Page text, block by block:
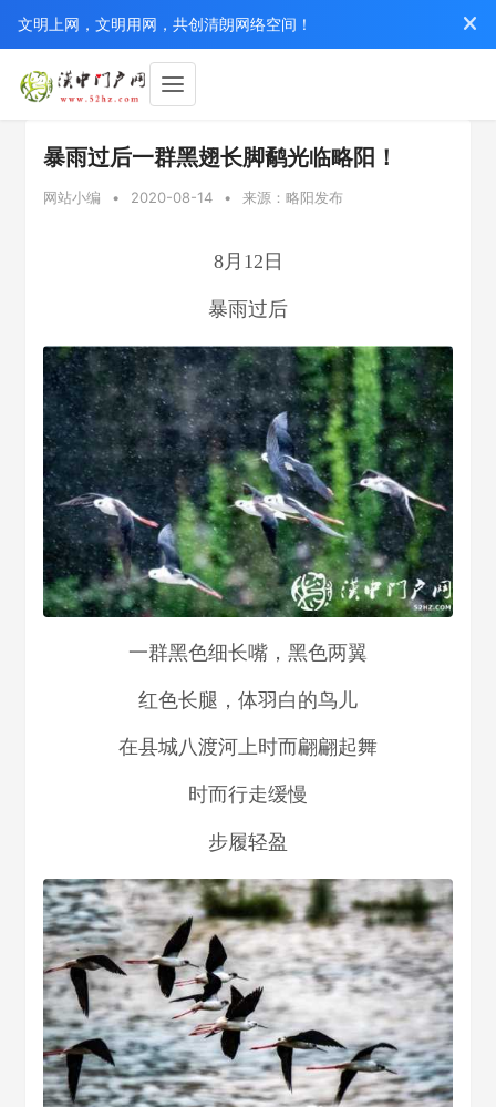
文明上网，文明用网，共创清朗网络空间！
暴雨过后一群黑翅长脚鹬光临略阳！
网站小编 • 2020-08-14 • 来源：略阳发布
8月12日
暴雨过后
一群黑色细长嘴，黑色两翼
红色长腿，体羽白的鸟儿
在县城八渡河上时而翩翩起舞
时而行走缓慢
步履轻盈